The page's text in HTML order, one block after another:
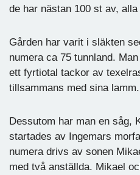
de har nästan 100 st av,
Gården har varit i släkten
numera ca 75 tunnland.
ett fyrtiotal tackor av
tillsammans med sina lamm.
Dessutom har man en såg,
startades av Ingemars
numera drivs av sonen
med två anställda. Mikael